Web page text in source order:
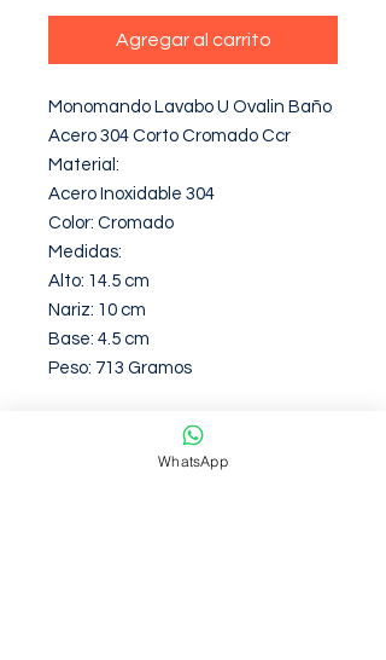
Agregar al carrito
Monomando Lavabo U Ovalin Baño
Acero 304 Corto Cromado Ccr
Material:
Acero Inoxidable 304
Color: Cromado
Medidas:
Alto: 14.5 cm
Nariz: 10 cm
Base: 4.5 cm
Peso: 713 Gramos
Garantia de 12 Meses contra
defectos de fabirca
WhatsApp